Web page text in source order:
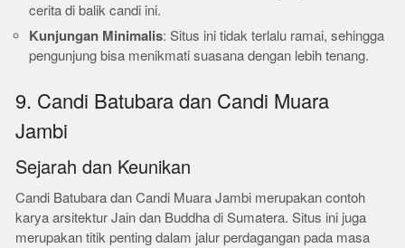
cerita di balik candi ini.
Kunjungan Minimalis: Situs ini tidak terlalu ramai, sehingga
pengunjung bisa menikmati suasana dengan lebih tenang.
9. Candi Batubara dan Candi Muara
Jambi
Sejarah dan Keunikan
Candi Batubara dan Candi Muara Jambi merupakan contoh
karya arsitektur Jain dan Buddha di Sumatera. Situs ini juga
merupakan titik penting dalam jalur perdagangan pada masa